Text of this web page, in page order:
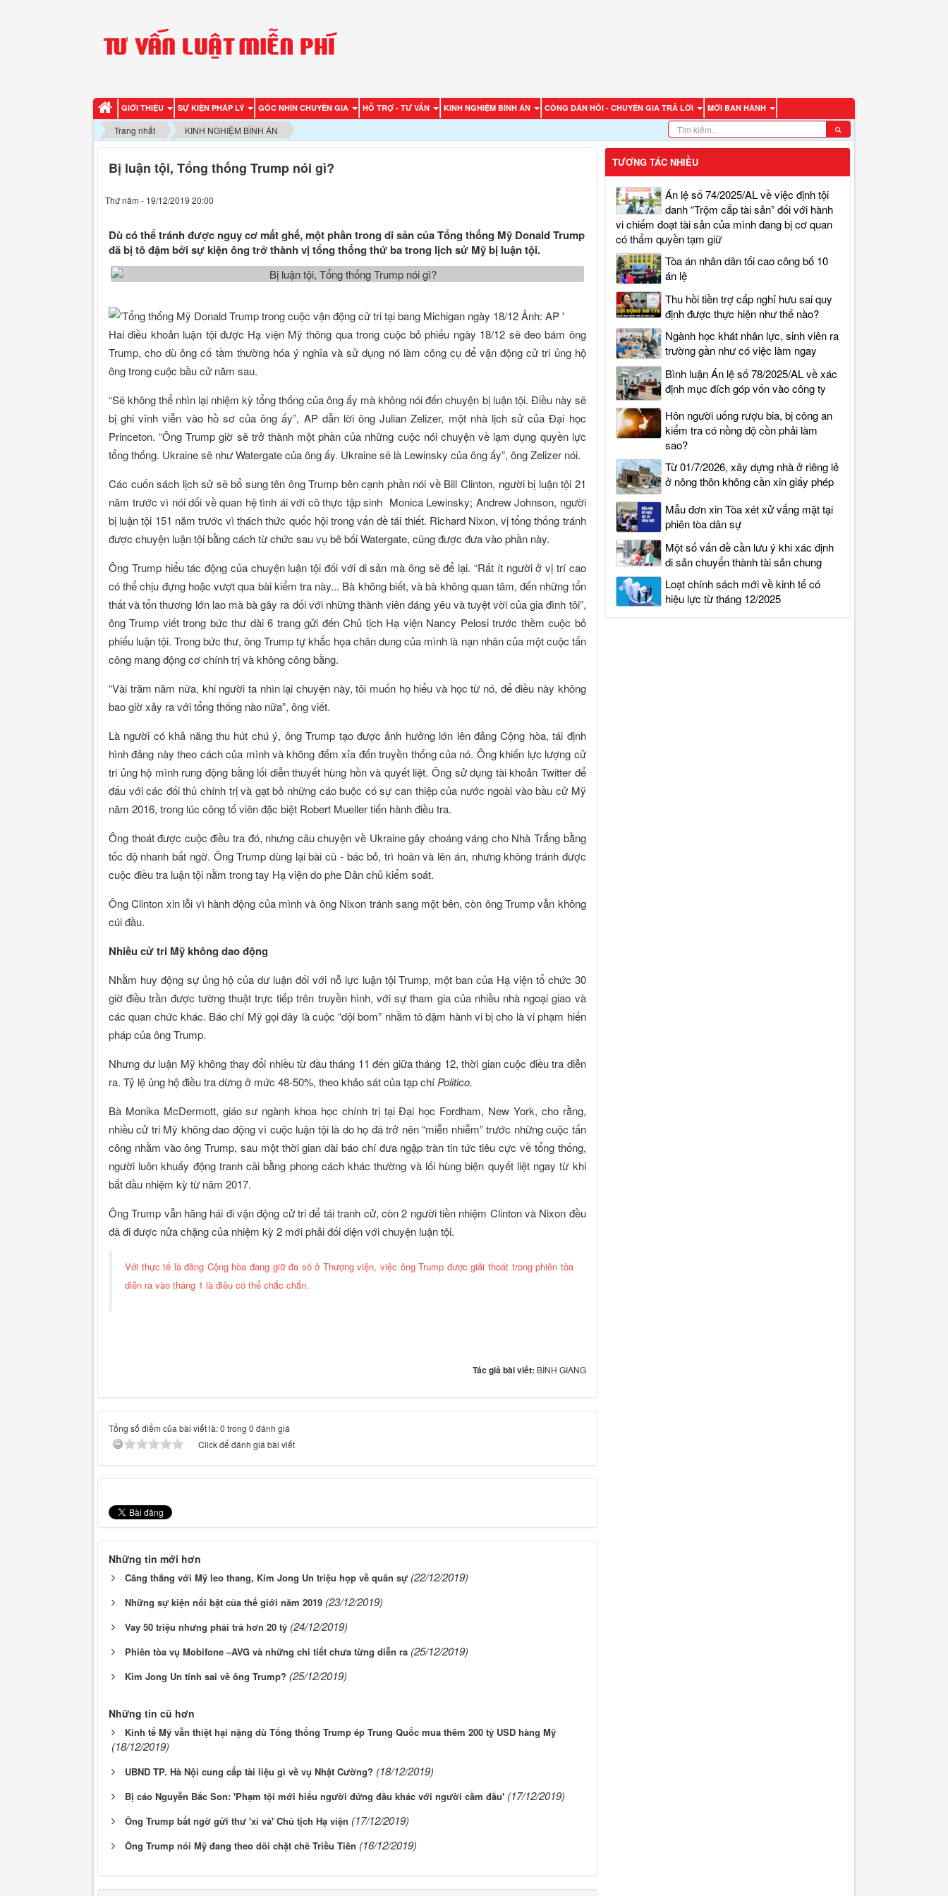
GIỚI THIỆU SỰ KIỆN PHÁP LÝ GÓC NHÌN CHUYÊN GIA HỖ TRỢ - TƯ VẤN KINH NGHIỆM BÌNH ÁN CÔNG DÂN HỎI - CHUYÊN GIA TRẢ LỜI MỚI BAN HÀNH
Trang nhất KINH NGHIỆM BÌNH ÁN
Bị luận tội, Tổng thống Trump nói gì?
Thứ năm - 19/12/2019 20:00
Dù có thể tránh được nguy cơ mất ghế, một phần trong di sản của Tổng thống Mỹ Donald Trump
đã bị tô đậm bởi sự kiện ông trở thành vị tổng thống thứ ba trong lịch sử Mỹ bị luận tội.
Hai điều khoản luận tội được Hạ viện Mỹ thông qua trong cuộc bỏ phiếu ngày 18/12 sẽ đeo bám ông
Trump, cho dù ông cố tầm thường hóa ý nghĩa và sử dụng nó làm công cụ để vận động cử tri ủng hộ
ông trong cuộc bầu cử năm sau.
“Sẽ không thể nhìn lại nhiệm kỳ tổng thống của ông ấy mà không nói đến chuyện bị luận tội. Điều này sẽ
bị ghi vĩnh viễn vào hồ sơ của ông ấy”, AP dẫn lời ông Julian Zelizer, một nhà lịch sử của Đại học
Princeton. “Ông Trump giờ sẽ trở thành một phần của những cuộc nói chuyện về lạm dụng quyền lực
tổng thống. Ukraine sẽ như Watergate của ông ấy. Ukraine sẽ là Lewinsky của ông ấy”, ông Zelizer nói.
Các cuốn sách lịch sử sẽ bổ sung tên ông Trump bên cạnh phần nói về Bill Clinton, người bị luận tội 21
năm trước vì nói dối về quan hệ tình ái với cô thực tập sinh Monica Lewinsky; Andrew Johnson, người
bị luận tội 151 năm trước vì thách thức quốc hội trong vấn đề tái thiết. Richard Nixon, vị tổng thống tránh
được chuyện luận tội bằng cách từ chức sau vụ bê bối Watergate, cũng được đưa vào phần này.
Ông Trump hiểu tác động của chuyện luận tội đối với di sản mà ông sẽ để lại. “Rất ít người ở vị trí cao
có thể chịu đựng hoặc vượt qua bài kiểm tra này... Bà không biết, và bà không quan tâm, đến những tổn
thất và tổn thương lớn lao mà bà gây ra đối với những thành viên đáng yêu và tuyệt vời của gia đình tôi”,
ông Trump viết trong bức thư dài 6 trang gửi đến Chủ tịch Hạ viện Nancy Pelosi trước thềm cuộc bỏ
phiếu luận tội. Trong bức thư, ông Trump tự khắc họa chân dung của mình là nạn nhân của một cuộc tấn
công mang động cơ chính trị và không công bằng.
“Vài trăm năm nữa, khi người ta nhìn lại chuyện này, tôi muốn họ hiểu và học từ nó, để điều này không
bao giờ xảy ra với tổng thống nào nữa”, ông viết.
Là người có khả năng thu hút chú ý, ông Trump tạo được ảnh hưởng lớn lên đảng Cộng hòa, tái định
hình đảng này theo cách của mình và không đếm xỉa đến truyền thống của nó. Ông khiến lực lượng cử
tri ủng hộ mình rung động bằng lối diễn thuyết hùng hồn và quyết liệt. Ông sử dụng tài khoản Twitter để
đấu với các đối thủ chính trị và gạt bỏ những cáo buộc có sự can thiệp của nước ngoài vào bầu cử Mỹ
năm 2016, trong lúc công tố viên đặc biệt Robert Mueller tiến hành điều tra.
Ông thoát được cuộc điều tra đó, nhưng câu chuyện về Ukraine gây choáng váng cho Nhà Trắng bằng
tốc độ nhanh bất ngờ. Ông Trump dùng lại bài cũ - bác bỏ, trì hoãn và lên án, nhưng không tránh được
cuộc điều tra luận tội nằm trong tay Hạ viện do phe Dân chủ kiểm soát.
Ông Clinton xin lỗi vì hành động của mình và ông Nixon tránh sang một bên, còn ông Trump vẫn không
cúi đầu.
Nhiều cử tri Mỹkhông dao động
Nhằm huy động sự ủng hộ của dư luận đối với nỗ lực luận tội Trump, một ban của Hạ viện tổ chức 30
giờ điều trần được tường thuật trực tiếp trên truyền hình, với sự tham gia của nhiều nhà ngoại giao và
các quan chức khác. Báo chí Mỹ gọi đây là cuộc “dội bom” nhằm tô đậm hành vi bị cho là vi phạm hiến
pháp của ông Trump.
Nhưng dư luận Mỹ không thay đổi nhiều từ đầu tháng 11 đến giữa tháng 12, thời gian cuộc điều tra diễn
ra. Tỷ lệ ủng hộ điều tra dừng ở mức 48-50%, theo khảo sát của tạp chíPolitico.
Bà Monika McDermott, giáo sư ngành khoa học chính trị tại Đại học Fordham, New York, cho rằng,
nhiều cử tri Mỹ không dao động vì cuộc luận tội là do họ đã trở nên “miễn nhiễm” trước những cuộc tấn
công nhằm vào ông Trump, sau một thời gian dài báo chí đưa ngập tràn tin tức tiêu cực về tổng thống,
người luôn khuấy động tranh cãi bằng phong cách khác thường và lối hùng biện quyết liệt ngay từ khi
bắt đầu nhiệm kỳ từ năm 2017.
Ông Trump vẫn hăng hái đi vận động cử tri để tái tranh cử, còn 2 người tiền nhiệm Clinton và Nixon đều
đã đi được nửa chặng của nhiệm kỳ 2 mới phải đối diện với chuyện luận tội.
Với thực tế là đảng Cộng hòa đang giữ đa số ở Thượng viện, việc ông Trump được giải thoát trong phiên tòa
diễn ra vào tháng 1 là điều có thể chắc chắn.
Tác giả bài viết: BÌNH GIANG
Tổng số điểm của bài viết là: 0 trong 0 đánh giá
Click để đánh giá bài viết
Những tin mới hơn
Căng thẳng với Mỹ leo thang, Kim Jong Un triệu họp về quân sự (22/12/2019)
Những sự kiện nổi bật của thế giới năm 2019 (23/12/2019)
Vay 50 triệu nhưng phải trả hơn 20 tỷ (24/12/2019)
Phiên tòa vụ Mobifone –AVG và những chi tiết chưa từng diễn ra (25/12/2019)
Kim Jong Un tính sai về ông Trump? (25/12/2019)
Những tin cũ hơn
Kinh tế Mỹ vẫn thiệt hại nặng dù Tổng thống Trump ép Trung Quốc mua thêm 200 tỷ USD hàng Mỹ
(18/12/2019)
UBND TP. Hà Nội cung cấp tài liệu gì về vụ Nhật Cường? (18/12/2019)
Bị cáo Nguyễn Bắc Son: 'Phạm tội mới hiểu người đứng đầu khác với người cầm đầu' (17/12/2019)
Ông Trump bất ngờ gửi thư 'xỉ vả' Chủ tịch Hạ viện (17/12/2019)
Ông Trump nói Mỹ đang theo dõi chặt chẽ Triều Tiên (16/12/2019)
TƯƠNG TÁC NHIỀU
Án lệ số 74/2025/AL về việc định tội
danh “Trộm cắp tài sản” đối với hành
vi chiếm đoạt tài sản của mình đang bị cơ quan
có thẩm quyền tạm giữ
Tòa án nhân dân tối cao công bố 10
án lệ
Thu hồi tiền trợ cấp nghỉ hưu sai quy
định được thực hiện như thế nào?
Ngành học khát nhân lực, sinh viên ra
trường gần như có việc làm ngay
Bình luận Án lệ số 78/2025/AL về xác
định mục đích góp vốn vào công ty
Hôn người uống rượu bia, bị công an
kiểm tra có nồng độ cồn phải làm
sao?
Từ 01/7/2026, xây dựng nhà ở riêng lẻ
ở nông thôn không cần xin giấy phép
Mẫu đơn xin Tòa xét xử vắng mặt tại
phiên tòa dân sự
Một số vấn đề cần lưu ý khi xác định
di sản chuyển thành tài sản chung
Loạt chính sách mới về kinh tế có
hiệu lực từ tháng 12/2025